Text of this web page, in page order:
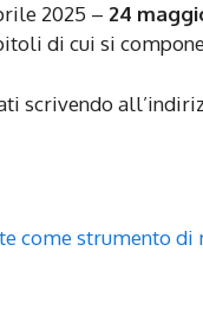
2025 – 24
di cui si
scrivendo
come strumento